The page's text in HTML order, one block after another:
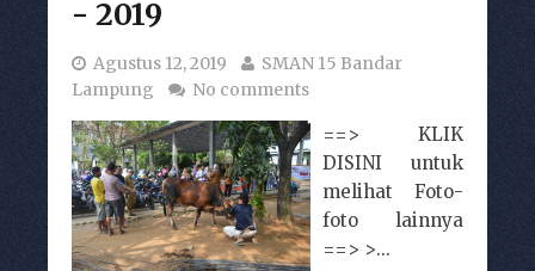
- 2019
Agustus 12, 2019
SMAN 15 Bandar
Lampung
No comments
==> KLIK
DISINI untuk
melihat Foto-
foto lainnya
==> >...